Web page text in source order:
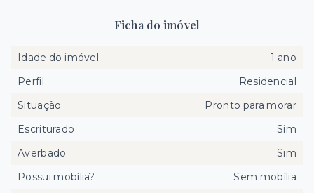
Ficha do imóvel
Idade do imóvel
1 ano
Perfil
Residencial
Situação
Pronto para morar
Escriturado
Sim
Averbado
Sim
Possui mobília?
Sem mobília